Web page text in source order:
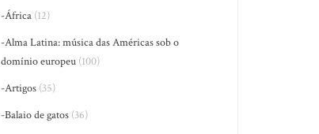
-África (12)
-Alma Latina: música das Américas sob o
domínio europeu (100)
-Artigos (35)
-Balaio de gatos (36)